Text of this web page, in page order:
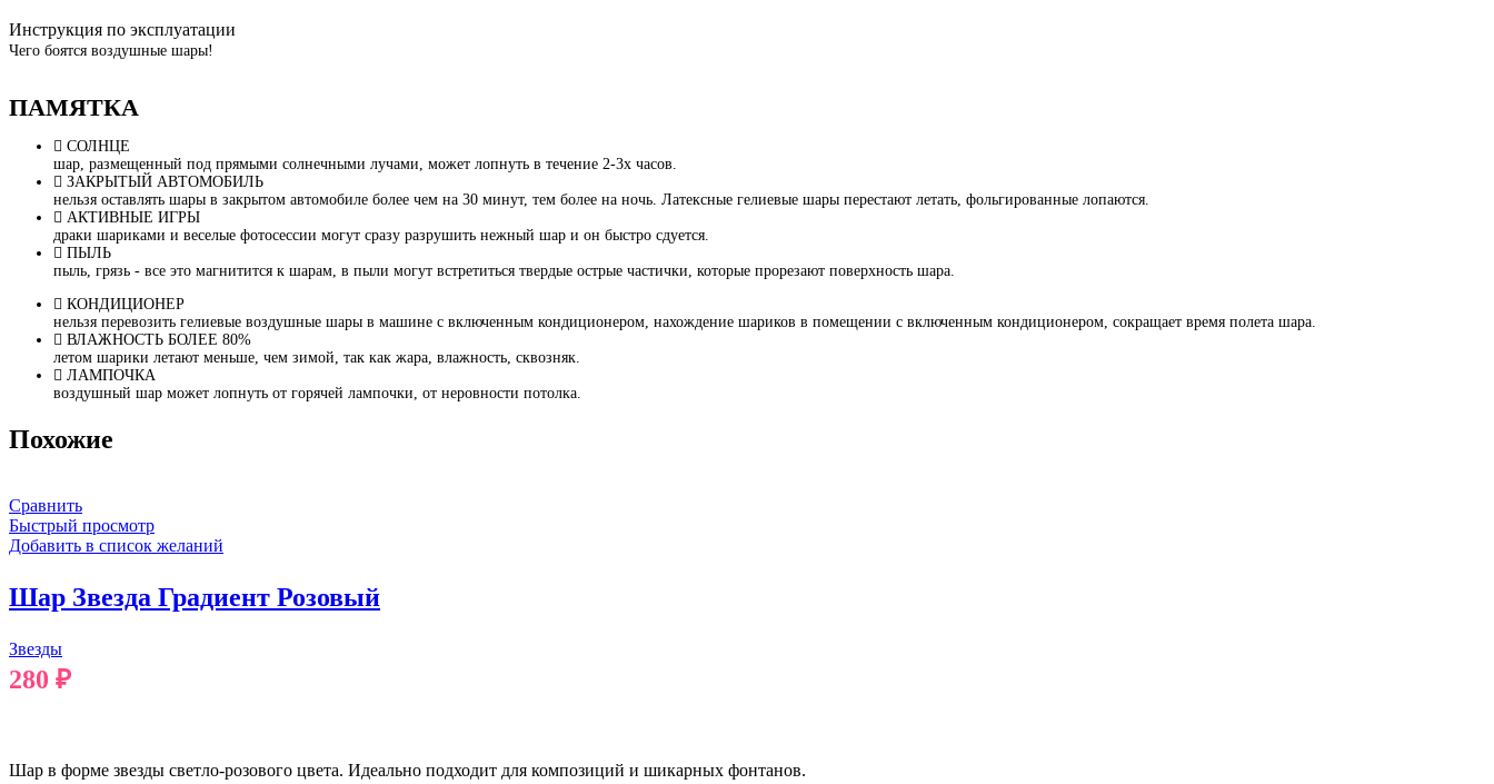
Инструкция по эксплуатации
Чего боятся воздушные шары!
ПАМЯТКА
СОЛНЦЕ
шар, размещенный под прямыми солнечными лучами, может лопнуть в течение 2-3х часов.
ЗАКРЫТЫЙ АВТОМОБИЛЬ
нельзя оставлять шары в закрытом автомобиле более чем на 30 минут, тем более на ночь. Латексные гелиевые шары перестают летать, фольгированные лопаются.
АКТИВНЫЕ ИГРЫ
драки шариками и веселые фотосессии могут сразу разрушить нежный шар и он быстро сдуется.
ПЫЛЬ
пыль, грязь - все это магнитится к шарам, в пыли могут встретиться твердые острые частички, которые прорезают поверхность шара.
КОНДИЦИОНЕР
нельзя перевозить гелиевые воздушные шары в машине с включенным кондиционером, нахождение шариков в помещении с включенным кондиционером, сокращает время полета шара.
ВЛАЖНОСТЬ БОЛЕЕ 80%
летом шарики летают меньше, чем зимой, так как жара, влажность, сквозняк.
ЛАМПОЧКА
воздушный шар может лопнуть от горячей лампочки, от неровности потолка.
Похожие
Сравнить
Быстрый просмотр
Добавить в список желаний
Шар Звезда Градиент Розовый
Звезды
280 ₽
Шар в форме звезды светло-розового цвета. Идеально подходит для композиций и шикарных фонтанов.